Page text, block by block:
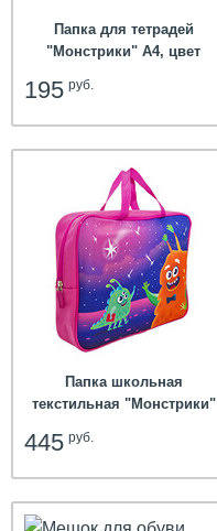
Папка для тетрадей
"Монстрики" А4, цвет
195руб.
Папка школьная
текстильная "Монстрики"
445руб.